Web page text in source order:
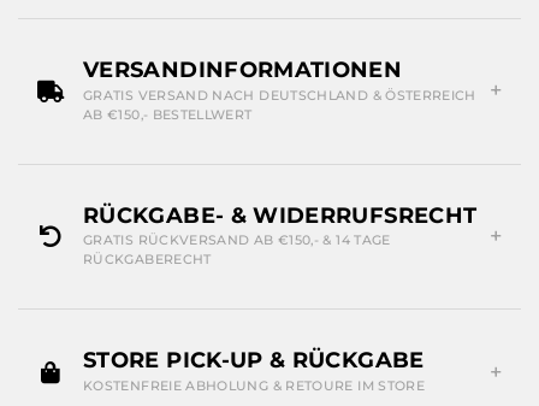
VERSANDINFORMATIONEN
GRATIS VERSAND NACH DEUTSCHLAND & ÖSTERREICH
AB €150,- BESTELLWERT
RÜCKGABE- & WIDERRUFSRECHT
GRATIS RÜCKVERSAND AB €150,- & 14 TAGE
RÜCKGABERECHT
STORE PICK-UP & RÜCKGABE
KOSTENFREIE ABHOLUNG & RETOURE IM STORE